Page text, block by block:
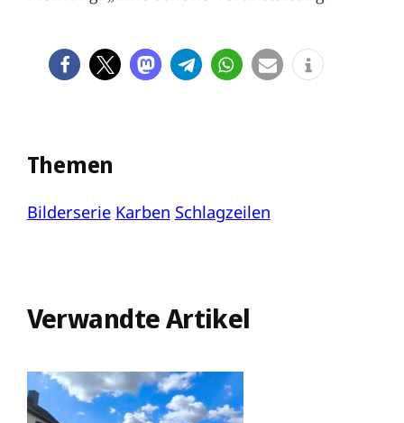
Themen
Bilderserie Karben Schlagzeilen
Verwandte Artikel